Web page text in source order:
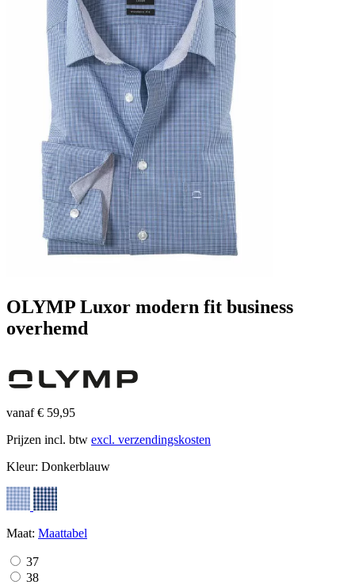
OLYMP Luxor modern fit business
overhemd
vanaf € 59,95
Prijzen incl. btw excl. verzendingskosten
Kleur: Donkerblauw
Maat: Maattabel
37
38